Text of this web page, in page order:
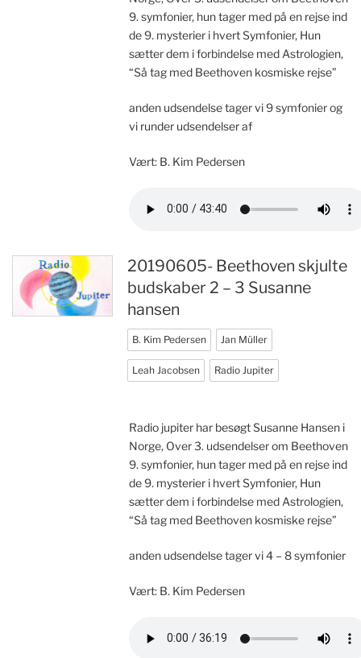
9. symfonier, hun tager med på en rejse ind
de 9. mysterier i hvert Symfonier, Hun
sætter dem i forbindelse med Astrologien,
“Så tag med Beethoven kosmiske rejse”
anden udsendelse tager vi 9 symfonier og
vi runder udsendelser af
Vært: B. Kim Pedersen
20190605- Beethoven skjulte
budskaber 2 – 3 Susanne
hansen
B. Kim Pedersen Jan Müller
Leah Jacobsen Radio Jupiter
Radio jupiter har besøgt Susanne Hansen i
Norge, Over 3. udsendelser om Beethoven
9. symfonier, hun tager med på en rejse ind
de 9. mysterier i hvert Symfonier, Hun
sætter dem i forbindelse med Astrologien,
“Så tag med Beethoven kosmiske rejse”
anden udsendelse tager vi 4 – 8 symfonier
Vært: B. Kim Pedersen